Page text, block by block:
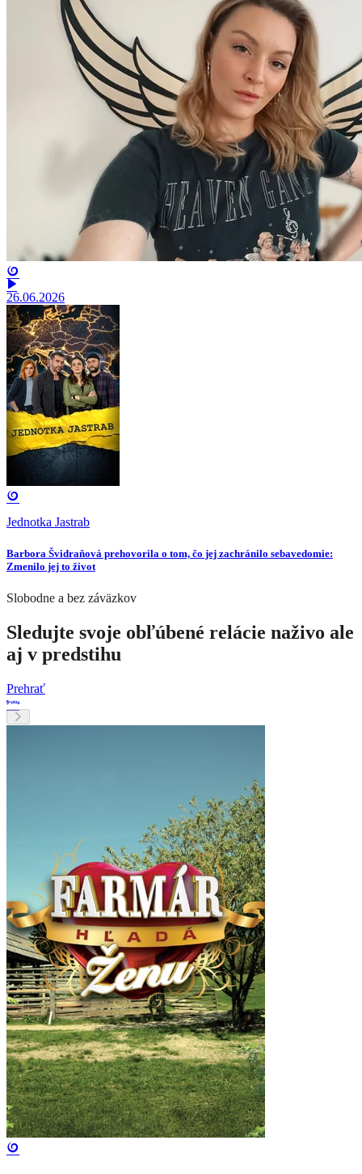
26.06.2026
Jednotka Jastrab
Barbora Švidraňová prehovorila o tom, čo jej zachránilo sebavedomie:
Zmenilo jej to život
Slobodne a bez záväzkov
Sledujte svoje obľúbené relácie naživo ale
aj v predstihu
Prehrať